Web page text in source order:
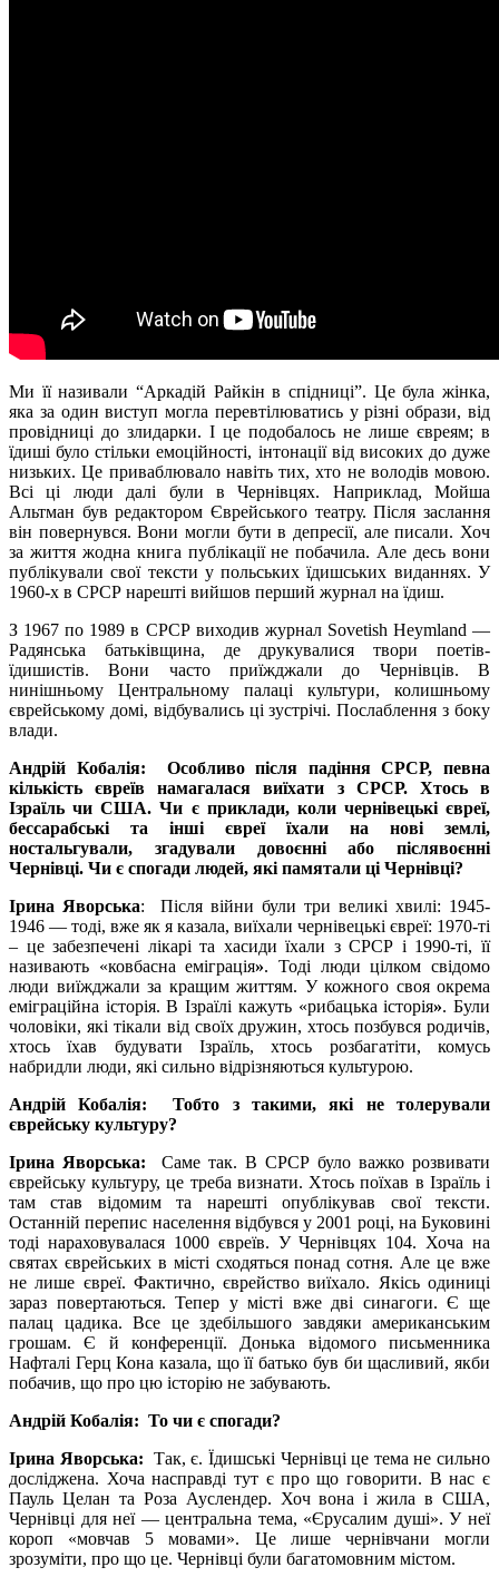
Ми її називали “Аркадій Райкін в спідниці”. Це була жінка,
яка за один виступ могла перевтілюватись у різні образи, від
провідниці до злидарки. І це подобалось не лише євреям; в
їдиші було стільки емоційності, інтонації від високих до дуже
низьких. Це приваблювало навіть тих, хто не володів мовою.
Всі ці люди далі були в Чернівцях. Наприклад, Мойша
Альтман був редактором Єврейського театру. Після заслання
він повернувся. Вони могли бути в депресії, але писали. Хоч
за життя жодна книга публікації не побачила. Але десь вони
публікували свої тексти у польських їдишських виданнях. У
1960-х в СРСР нарешті вийшов перший журнал на їдиш.
З 1967 по 1989 в СРСР виходив журнал Sovetish Heymland —
Радянська батьківщина, де друкувалися твори поетів-
їдишистів. Вони часто приїжджали до Чернівців. В
нинішньому Центральному палаці культури, колишньому
єврейському домі, відбувались ці зустрічі. Послаблення з боку
влади.
Андрій Кобалія: Особливо після падіння СРСР, певна
кількість євреїв намагалася виїхати з СРСР. Хтось в
Ізраїль чи США. Чи є приклади, коли чернівецькі євреї,
бессарабські та інші євреї їхали на нові землі,
ностальгували, згадували довоєнні або післявоєнні
Чернівці. Чи є спогади людей, які памятали ці Чернівці?
Ірина Яворська: Після війни були три великi хвилі: 1945-
1946 — тоді, вже як я казала, виїхали чернівецькі євреї: 1970-ті
– це забезпечені лікарі та хасиди їхали з СРСР і 1990-ті, її
називають «ковбасна еміграція». Тоді люди цілком свідомо
люди виїжджали за кращим життям. У кожного своя окрема
еміграційна історія. В Ізраїлі кажуть «рибацька історія». Були
чоловіки, які тікали від своїх дружин, хтось позбувся родичів,
хтось їхав будувати Ізраїль, хтось розбагатіти, комусь
набридли люди, які сильно відрізняються культурою.
Андрій Кобалія: Тобто з такими, які не толерували
єврейську культуру?
Ірина Яворська: Саме так. В СРСР було важко розвивати
єврейську культуру, це треба визнати. Хтось поїхав в Ізраїль і
там став відомим та нарешті опублікував свої тексти.
Останній перепис населення відбувся у 2001 році, на Буковині
тоді нараховувалася 1000 євреїв. У Чернівцях 104. Хоча на
святах єврейських в місті сходяться понад сотня. Але це вже
не лише євреї. Фактично, єврейство виїхало. Якісь одиниці
зараз повертаються. Тепер у місті вже дві синагоги. Є ще
палац цадика. Все це здебільшого завдяки американським
грошам. Є й конференції. Донька відомого письменника
Нафталі Герц Кона казала, що її батько був би щасливий, якби
побачив, що про цю історію не забувають.
Андрій Кобалія: То чи є спогади?
Ірина Яворська: Так, є. Їдишські Чернівці це тема не сильно
досліджена. Хоча насправді тут є про що говорити. В нас є
Пауль Целан та Роза Ауслендер. Хоч вона і жила в США,
Чернівці для неї — центральна тема, «Єрусалим душі». У неї
короп «мовчав 5 мовами». Це лише чернівчани могли
зрозуміти, про що це. Чернівці були багатомовним містом.